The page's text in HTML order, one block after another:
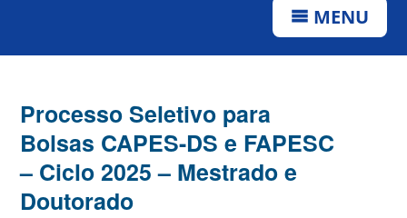
MENU
Processo Seletivo para
Bolsas CAPES-DS e FAPESC
– Ciclo 2025 – Mestrado e
Doutorado